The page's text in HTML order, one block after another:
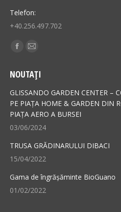
Telefon:
+40.256.497.702
Find us on:
Facebook
opens
in
new
window
Mail
opens
in
new
window
NOUTAȚI
GLISSANDO GARDEN CENTER –
PE PIAȚA HOME & GARDEN DIN
PIAȚA AERO A BURSEI
03/06/2024
TRUSA GRĂDINARULUI DIBACI
15/04/2022
Gama de îngrășăminte BioGuano
01/02/2022